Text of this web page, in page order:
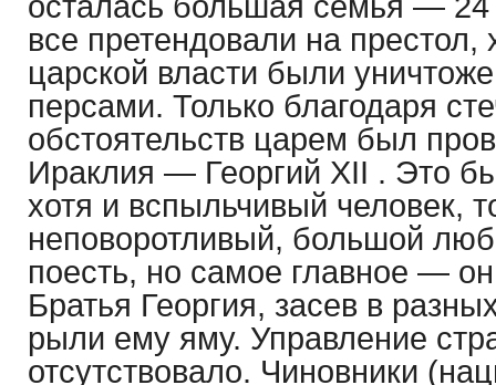
все претендовали на престол,
царской власти были
персами. Только благодаря
обстоятельств царем был
Ираклия — Георгий XII . Это
хотя и вспыльчивый человек,
неповоротливый, большой
поесть, но самое главное —
Братья Георгия, засев в
рыли ему яму. Управление
отсутствовало. Чиновники